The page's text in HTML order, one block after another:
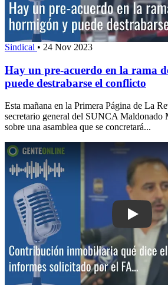
Sindical • 24 Nov 2023
Hay un pre-acuerdo en la rama
puede destrabarse el conflicto
Esta mañana en la Primera Página de La
secretario general del SUNCA Maldonado
sobre una asamblea que se concretará...
Play: